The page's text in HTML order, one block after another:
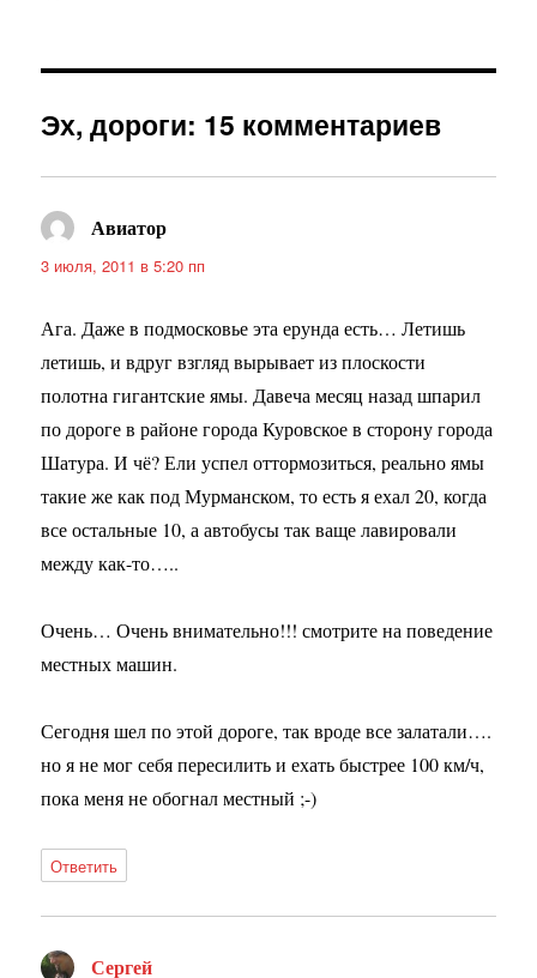
Эх, дороги: 15 комментариев
Авиатор
3 июля, 2011 в 5:20 пп
Ага. Даже в подмосковье эта ерунда есть… Летишь
летишь, и вдруг взгляд вырывает из плоскости
полотна гигантские ямы. Давеча месяц назад шпарил
по дороге в районе города Куровское в сторону города
Шатура. И чё? Ели успел оттормозиться, реально ямы
такие же как под Мурманском, то есть я ехал 20, когда
все остальные 10, а автобусы так ваще лавировали
между как-то…..
Очень… Очень внимательно!!! смотрите на поведение
местных машин.
Сегодня шел по этой дороге, так вроде все залатали….
но я не мог себя пересилить и ехать быстрее 100 км/ч,
пока меня не обогнал местный ;-)
Ответить
Сергей